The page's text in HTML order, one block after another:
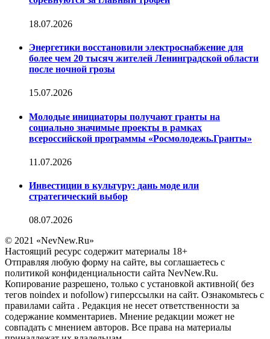
18.07.2026
Энергетики восстановили электроснабжение для
более чем 20 тысяч жителей Ленинградской области
после ночной грозы
15.07.2026
Молодые инициаторы получают гранты на
социально значимые проекты в рамках
всероссийской программы «Росмолодежь.Гранты»
11.07.2026
Инвестиции в культуру: дань моде или
стратегический выбор
08.07.2026
© 2021 «NevNew.Ru»
Настоящий ресурс содержит материалы 18+
Отправляя любую форму на сайте, вы соглашаетесь с
политикой конфиденциальности сайта NevNew.Ru.
Копирование разрешено, только с установкой активной( без
тегов noindex и nofollow) гиперссылки на сайт. Ознакомьтесь с
правилами сайта . Редакция не несет ответственности за
содержание комментариев. Мнение редакции может не
совпадать с мнением авторов. Все права на материалы